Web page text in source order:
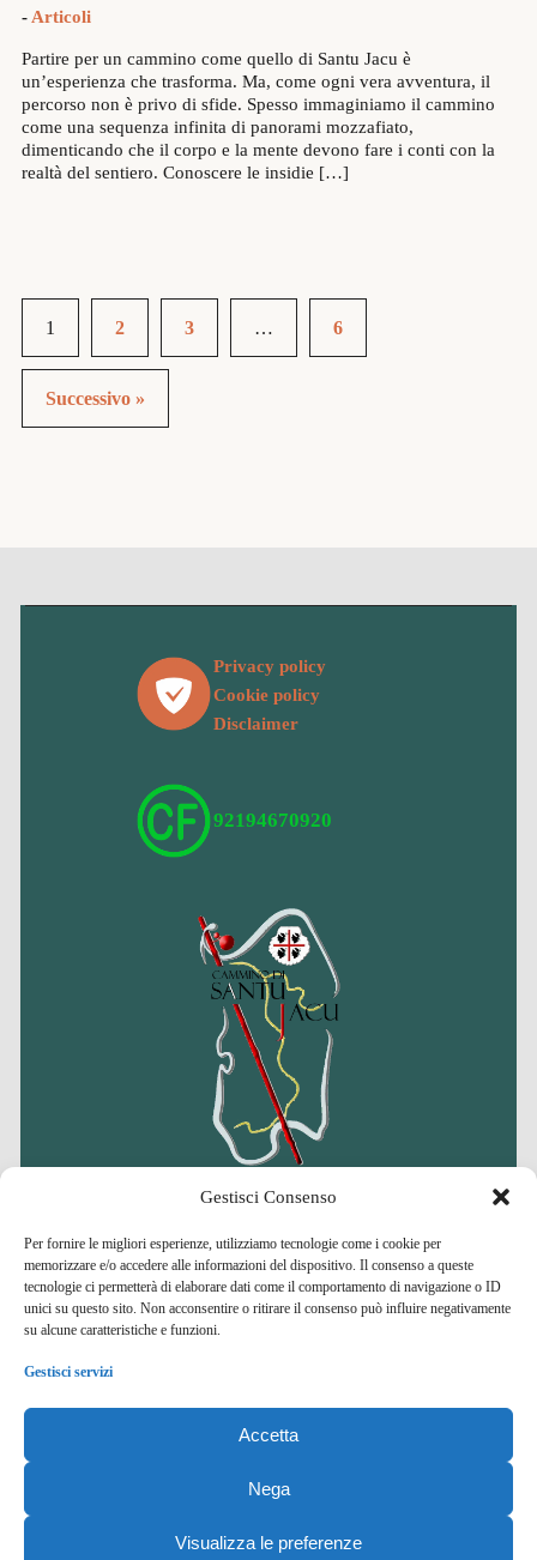
Gestisci Consenso
Per fornire le migliori esperienze, utilizziamo tecnologie come i cookie per
memorizzare e/o accedere alle informazioni del dispositivo. Il consenso a queste
tecnologie ci permetterà di elaborare dati come il comportamento di navigazione o ID
unici su questo sito. Non acconsentire o ritirare il consenso può influire negativamente
su alcune caratteristiche e funzioni.
Gestisci servizi
Accetta
Nega
Visualizza le preferenze
- Articoli
Partire per un cammino come quello di Santu Jacu è
un’esperienza che trasforma. Ma, come ogni vera avventura, il
percorso non è privo di sfide. Spesso immaginiamo il cammino
come una sequenza infinita di panorami mozzafiato,
dimenticando che il corpo e la mente devono fare i conti con la
realtà del sentiero. Conoscere le insidie […]
1 2 3 … 6
Successivo »
Privacy policy
Cookie policy
Disclaimer
92194670920
Amici del Cammino di Santu Jacu
Associazione di
Top